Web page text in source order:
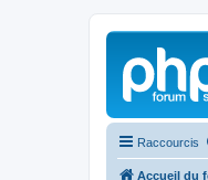
Raccourcis
Accueil du